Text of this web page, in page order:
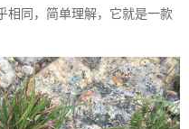
相同，简单理解，它就是一款